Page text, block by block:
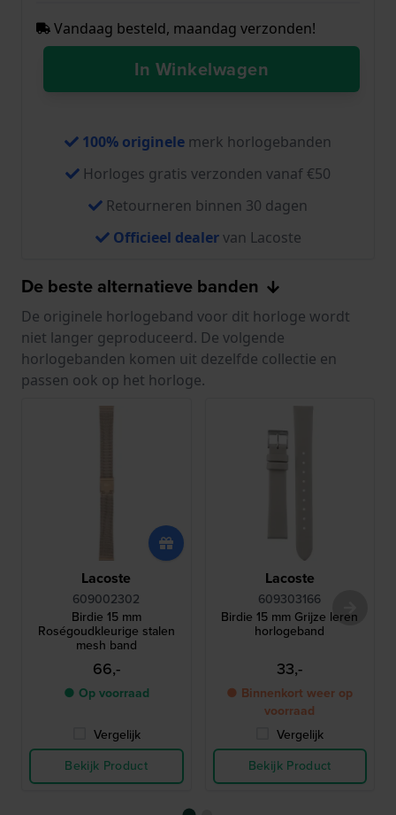
Vandaag besteld, maandag verzonden!
In Winkelwagen
100% originele merk horlogebanden
Horloges gratis verzonden vanaf €50
Retourneren binnen 30 dagen
Officieel dealervan Lacoste
De beste alternatieve banden
De originele horlogeband voor dit horloge wordt
niet langer geproduceerd. De volgende
horlogebanden komen uit dezelfde collectie en
passen ook op het horloge.
Lacoste
609002302
Birdie 15 mm
Roségoudkleurige stalen
mesh band
66,-
● Op voorraad
Vergelijk
Bekijk Product
Lacoste
609303166
Birdie 15 mm Grijze leren
horlogeband
33,-
● Binnenkort weer op
voorraad
Vergelijk
Bekijk Product